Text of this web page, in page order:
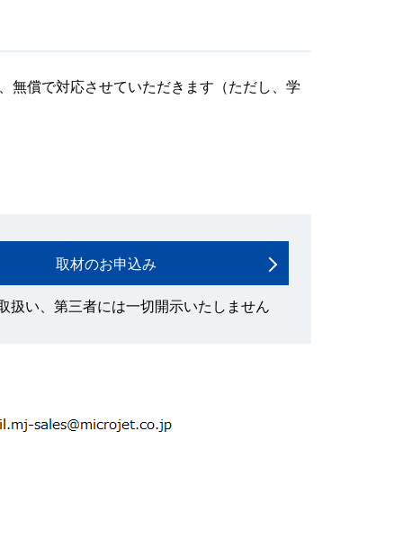
無償で対応させていただきます（ただし、学
取材のお申込み
扱い、第三者には一切開示いたしません